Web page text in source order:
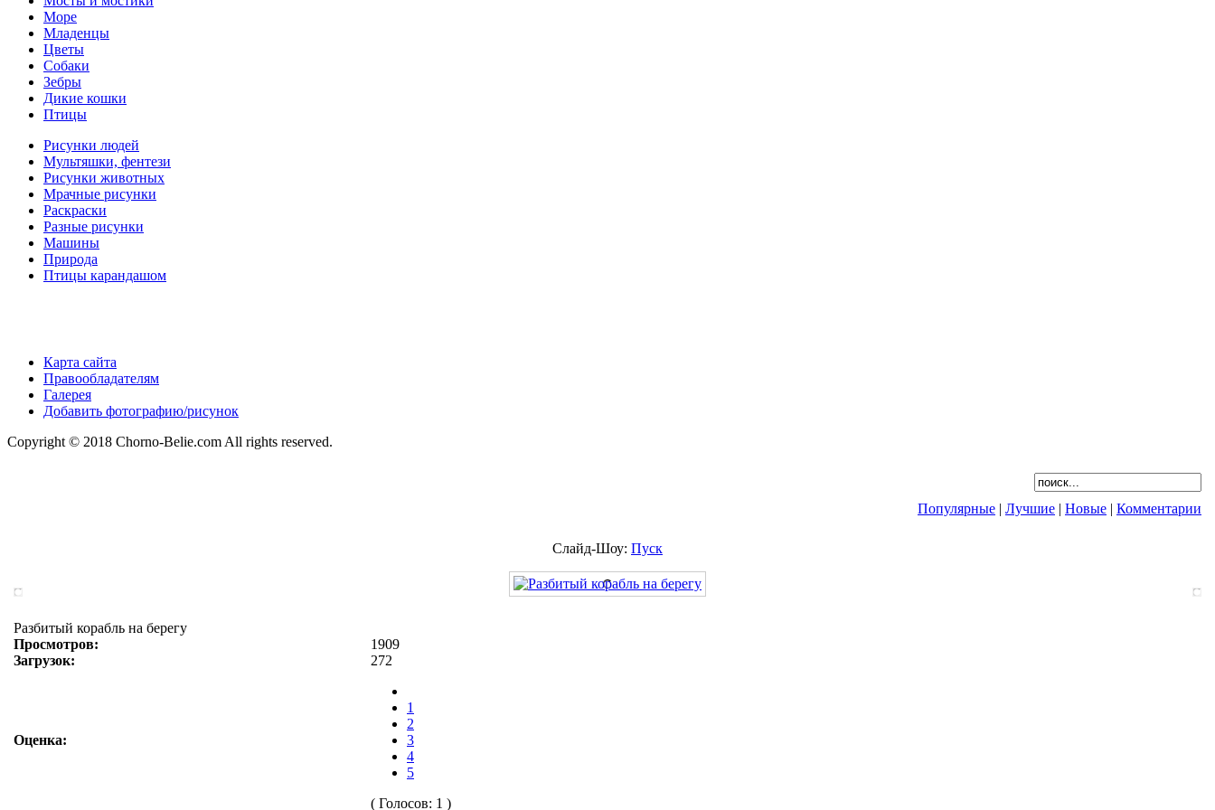
Море
Младенцы
Цветы
Собаки
Зебры
Дикие кошки
Птицы
Рисунки людей
Мультяшки, фентези
Рисунки животных
Мрачные рисунки
Раскраски
Разные рисунки
Машины
Природа
Птицы карандашом
Карта сайта
Правообладателям
Галерея
Добавить фотографию/рисунок
Copyright © 2018 Chorno-Belie.com All rights reserved.
Популярные | Лучшие | Новые | Комментарии
Слайд-Шоу: Пуск
Разбитый корабль на берегу
Просмотров:
1909
Загрузок:
272
Оценка:
1
2
3
4
5
( Голосов: 1 )